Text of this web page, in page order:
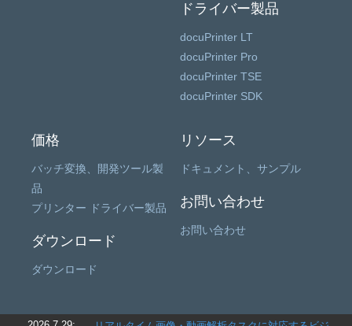
ドライバー製品
docuPrinter LT
docuPrinter Pro
docuPrinter TSE
docuPrinter SDK
価格
バッチ変換、開発ツール製
品
プリンター ドライバー製品
ダウンロード
ダウンロード
リソース
ドキュメント、サンプル
お問い合わせ
お問い合わせ